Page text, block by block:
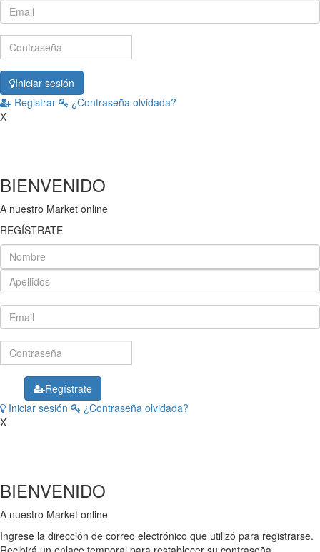
Iniciar sesión
Registrar
¿Contraseña olvidada?
X
BIENVENIDO
A nuestro Market online
REGÍSTRATE
Regístrate
Iniciar sesión
¿Contraseña olvidada?
X
BIENVENIDO
A nuestro Market online
Ingrese la dirección de correo electrónico que utilizó para registrarse.